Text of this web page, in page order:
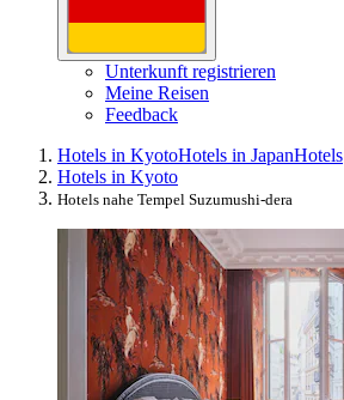
Unterkunft registrieren
Meine Reisen
Feedback
Hotels in KyotoHotels in JapanHotels
Hotels in Kyoto
Hotels nahe Tempel Suzumushi-dera